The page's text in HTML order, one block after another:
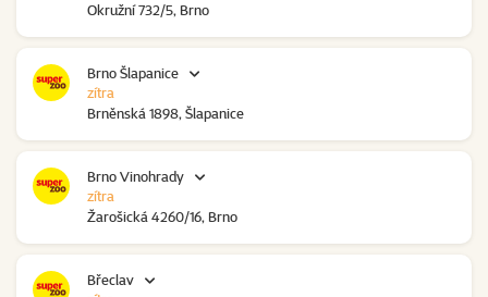
Okružní 732/5, Brno
Brno Šlapanice
Brněnská 1898, Šlapanice
zítra
Brno Vinohrady
Žarošická 4260/16, Brno
zítra
Břeclav